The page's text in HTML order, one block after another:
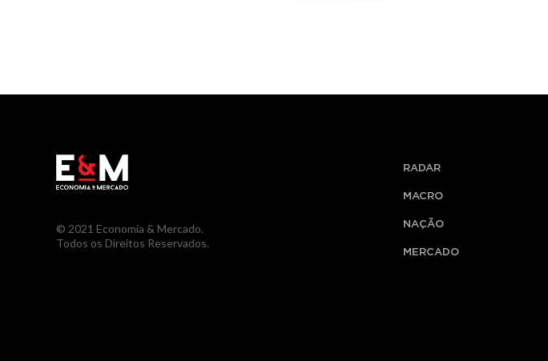
© 2021 Economia & Mercado.
Todos os Direitos Reservados.
RADAR
MACRO
NAÇÃO
MERCADO